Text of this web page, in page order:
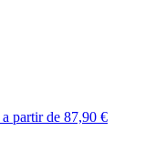
a partir de 87,90 €